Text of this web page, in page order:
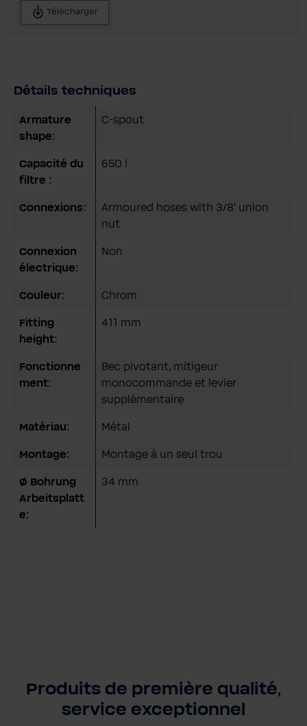
Télécharger
Détails techniques
Armature
shape:
C-spout
Capacité du
filtre :
650 l
Connexions:
Armoured hoses with 3/8’ union
nut
Connexion
électrique:
Non
Couleur: Chrom
Fitting
height:
411 mm
Fonctionne
ment:
Bec pivotant, mitigeur
monocommande et levier
supplémentaire
Matériau: Métal
Montage: Montage à un seul trou
Ø Bohrung
Arbeitsplatt
e:
34 mm
Produits de première qualité,
service exceptionnel